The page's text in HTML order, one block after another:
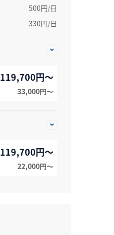
500円/日
330円/日
119,700円～
33,000円〜
119,700円～
22,000円〜